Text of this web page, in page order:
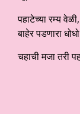
पहाटेच्या रम्य
बाहेर पडणारा
चहाची मजा तरी